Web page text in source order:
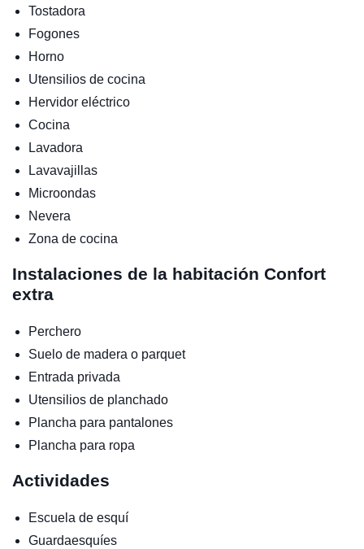
Tostadora
Fogones
Horno
Utensilios de cocina
Hervidor eléctrico
Cocina
Lavadora
Lavavajillas
Microondas
Nevera
Zona de cocina
Instalaciones de la habitación Confort
extra
Perchero
Suelo de madera o parquet
Entrada privada
Utensilios de planchado
Plancha para pantalones
Plancha para ropa
Actividades
Escuela de esquí
Guardaesquíes